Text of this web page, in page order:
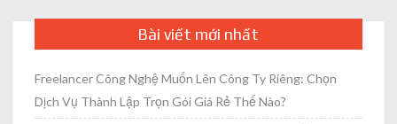
Bài viết mới nhất
Freelancer Công Nghệ Muốn Lên Công Ty Riêng: Chọn
Dịch Vụ Thành Lập Trọn Gói Giá Rẻ Thế Nào?